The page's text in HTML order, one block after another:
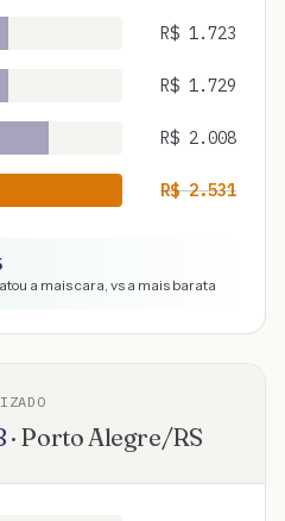
R$ 1.723
R$ 1.729
R$ 2.008
R$2.531
a mais cara, vs a mais barata
· Porto Alegre/RS